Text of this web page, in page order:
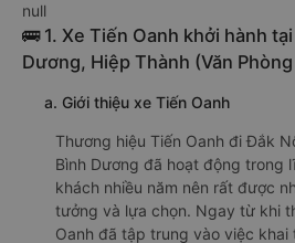
null
🚌 1. Xe Tiến Oanh khởi hành
Dương, Hiệp Thành (Văn
a. Giới thiệu xe Tiến Oanh
Thương hiệu Tiến Oanh đi Đắk
Bình Dương đã hoạt động trong
khách nhiều năm nên rất được
tưởng và lựa chọn. Ngay từ khi
Oanh đã tập trung vào việc